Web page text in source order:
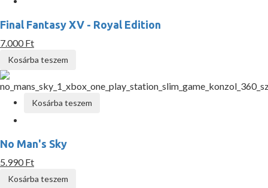
Final Fantasy XV - Royal Edition
7.000 Ft
Kosárba teszem
Kosárba teszem
No Man's Sky
5.990 Ft
Kosárba teszem